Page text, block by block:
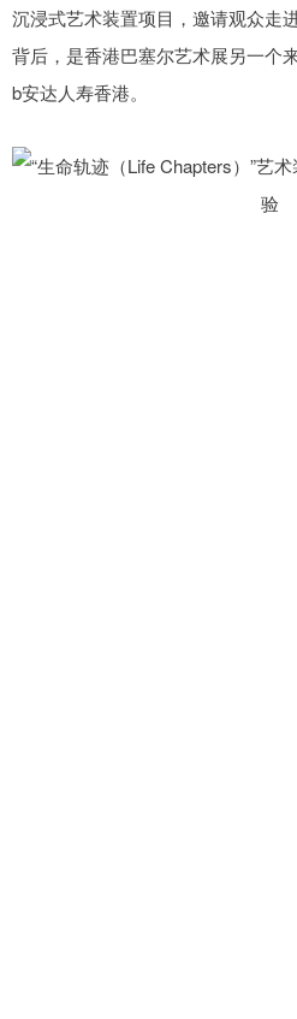
沉浸式艺术装置项目，邀请观众走
背后，是香港巴塞尔艺术展另一个
b安达人寿香港。